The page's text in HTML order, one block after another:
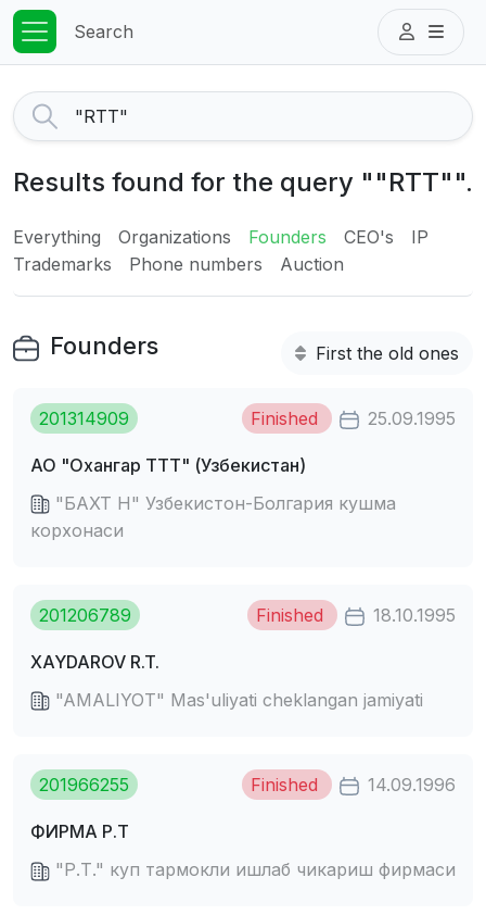
Search
Results found for the query ""RTT"".
Everything Organizations Founders CEO's
IP
Trademarks
Phone numbers Auction
Founders First the old ones
201314909 Finished 25.09.1995
АО "Охангар ТТТ" (Узбекистан)
"БАХТ H" Узбекистон-Болгария кушма
корхонаси
201206789 Finished 18.10.1995
XAYDAROV R.T.
"AMALIYOT" Mas'uliyati cheklangan jamiyati
201966255 Finished 14.09.1996
ФИРМА Р.Т
"Р.Т." куп тармокли ишлаб чикариш фирмаси